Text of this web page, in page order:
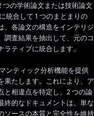
の学術論文または技術論文
統合して 1 つのまとまりの
、各論文の構造をインテリジ
調査結果を抽出して、元のコ
ティブに統合します。
ンティック分析機能を提供
果たします。これにより、ア
と相違点を特定し、2 つの論
終的なドキュメントは、単な
ソースの本質と完全性を維持